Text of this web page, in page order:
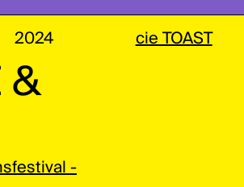
2024 cie TOAST
&
-